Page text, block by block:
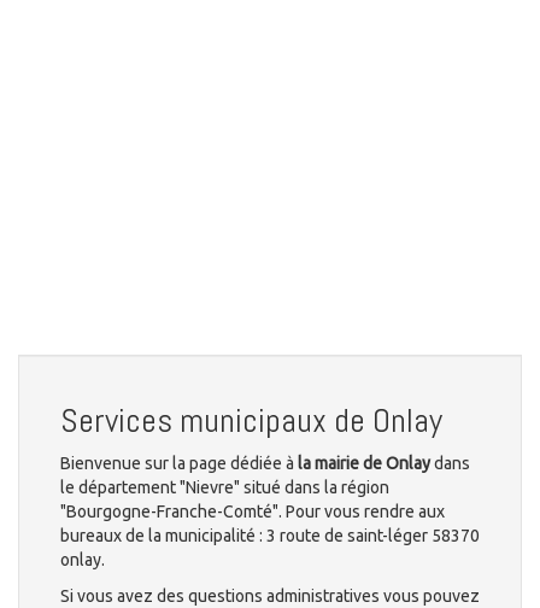
Services municipaux de Onlay
Bienvenue sur la page dédiée à la mairie de Onlaydans
le département "Nievre" situé dans la région
"Bourgogne-Franche-Comté". Pour vous rendre aux
bureaux de la municipalité : 3 route de saint-léger 58370
onlay.
Si vous avez des questions administratives vous pouvez